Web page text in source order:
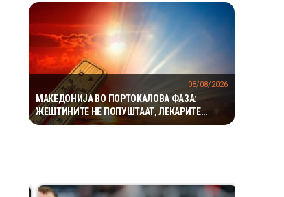
МАКЕДОНИЈА ВО ПОРТОКАЛОВА ФАЗА:
ЖЕШТИНИТЕ НЕ ПОПУШТААТ, ЛЕКАРИТЕ
АПЕЛИРААТ НА ЗГОЛЕМЕНА ПРЕТПАЗЛИВОСТ
08/08/2026